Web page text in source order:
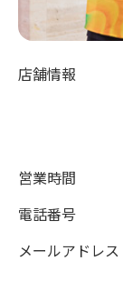
店舗情報
営業時間
電話番号
メールアドレス